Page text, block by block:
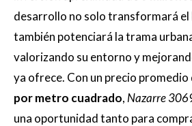
desarrollo no solo transformará el
también potenciará la trama
valorizando su entorno y
ya ofrece. Con un precio promedio
por metro cuadrado, Nazarre
una oportunidad tanto para